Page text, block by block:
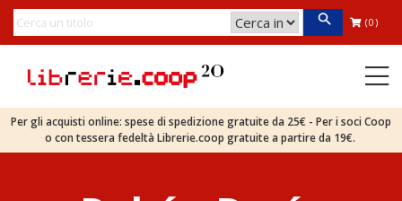
(0)
Per gli acquisti online: spese di spedizione gratuite da 25€ - Per i soci Coop
o con tessera fedeltà Librerie.coop gratuite a partire da 19€.